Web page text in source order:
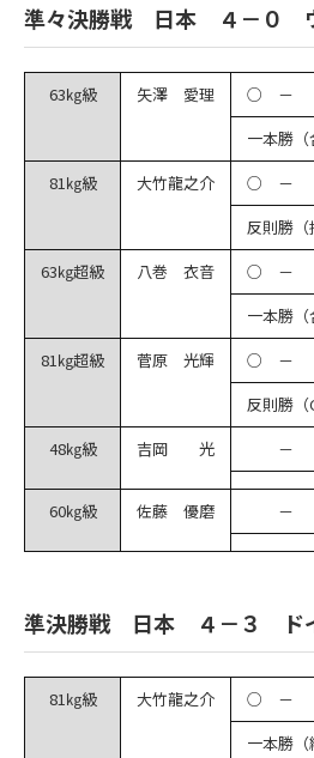
準々決勝戦 日本 ４－０
63㎏級 矢澤 愛理 ○ －
一本勝（
81㎏級
大竹龍之介 ○ －
反則勝（
63㎏超級
八巻 衣音 ○ －
一本勝（
81㎏超級
菅原 光輝 ○ －
反則勝（
48㎏級
吉岡 光 －
60㎏級 佐藤 優磨 －
準決勝戦 日本 ４－３ ド
81㎏級 大竹龍之介 ○ －
一本勝（